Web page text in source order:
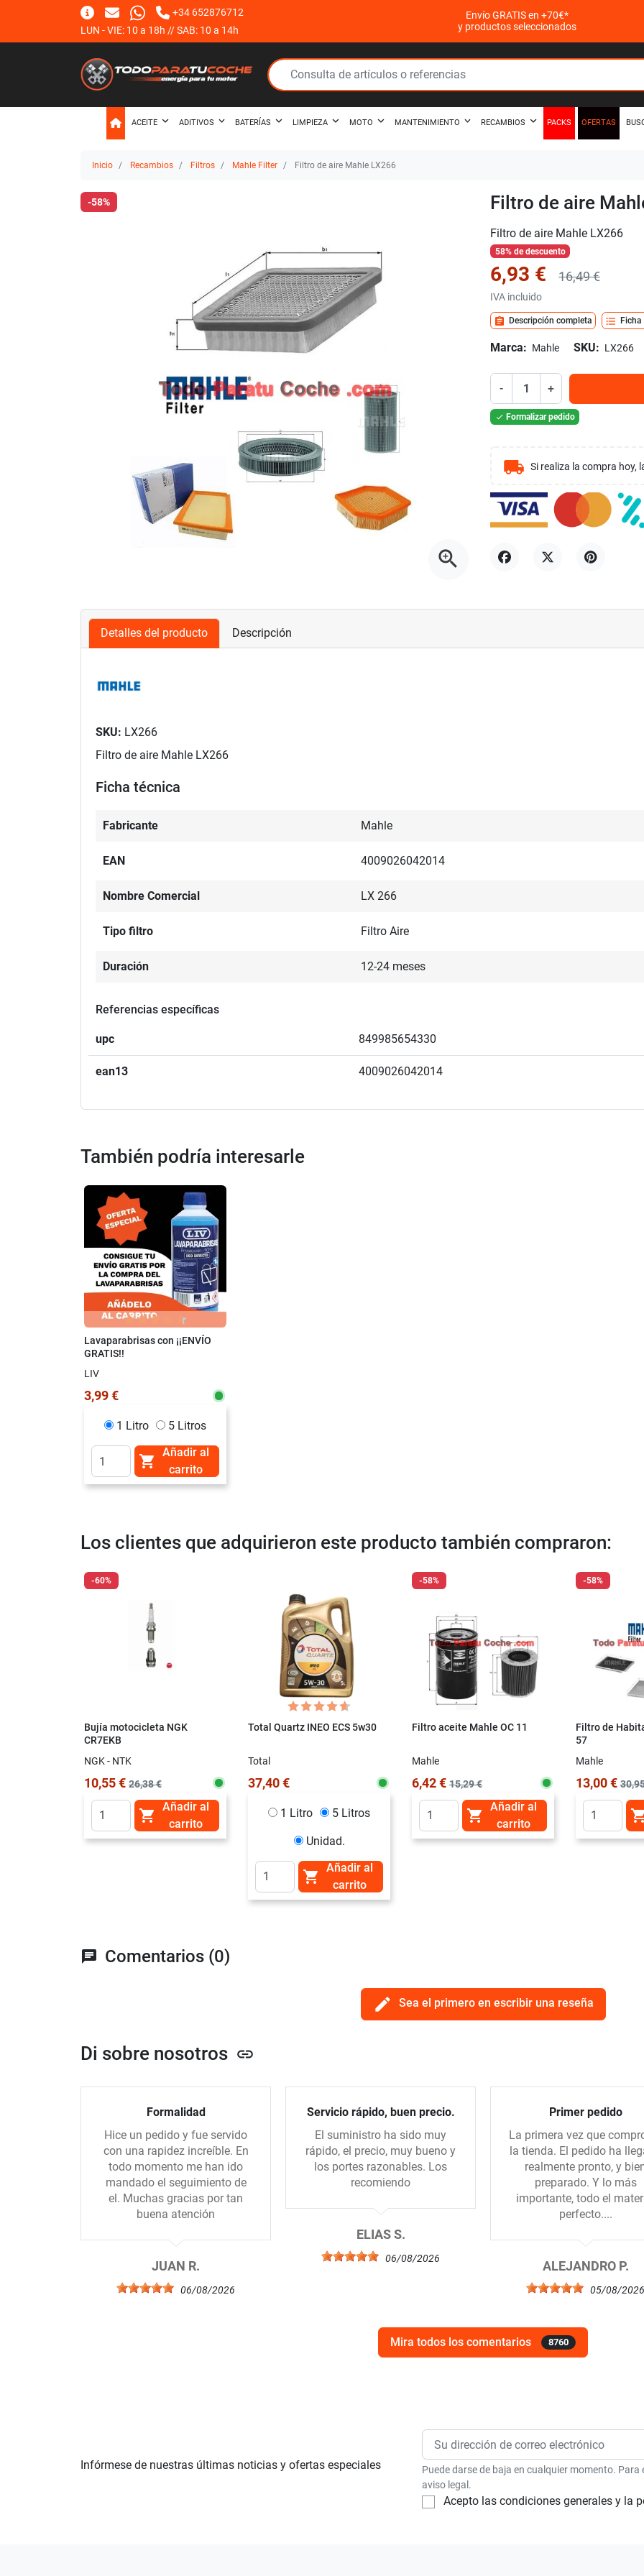
+34 652876712
LUN - VIE: 10 a 18h // SAB: 10 a 14h
Envío GRATIS en +70€*
y productos seleccionados
ACEITE ADITIVOS BATERÍAS LIMPIEZA MOTO MANTENIMIENTO RECAMBIOS PACKS OFERTAS
Inicio Recambios Filtros Mahle Filter Filtro de aire Mahle LX266
-58%
zoom_in
Filtro de aire
Filtro de aire Mahle LX266
58% de descuento
6,93 € 16,49 €
IVA incluido
assignment Descripción completa format_list_bulleted Ficha
Marca: Mahle SKU: LX266
- +
 Formalizar pedido
local_shipping Si realiza la compra hoy,
Detalles del producto Descripción
SKU: LX266
Filtro de aire Mahle LX266
Ficha técnica
Fabricante Mahle
EAN 4009026042014
Nombre Comercial LX 266
Tipo filtro Filtro Aire
Duración 12-24 meses
Referencias específicas
upc 849985654330
ean13 4009026042014
También podría interesarle
Lavaparabrisas con ¡¡ENVÍO
GRATIS!!
LIV
3,99 €
1 Litro 5 Litros

Añadir al
carrito
Los clientes que adquirieron este producto también compraron:
-60%
Bujía motocicleta NGK
CR7EKB
NGK - NTK
10,55 € 26,38 €

Añadir al
carrito
Total Quartz INEO ECS 5w30
Total
37,40 €
1 Litro 5 Litros
Unidad.

Añadir al
carrito
-58%
Filtro aceite Mahle OC 11
Mahle
6,42 € 15,29 €

Añadir al
carrito
-58%
Filtro de
57
Mahle
13,00 €
chat Comentarios (0)
edit Sea el primero en escribir una reseña
Di sobre nosotros link
Formalidad
Hice un pedido y fue servido
con una rapidez increíble. En
todo momento me han ido
mandado el seguimiento de
el. Muchas gracias por tan
buena atención
JUAN R.
06/08/2026
Servicio rápido, buen precio.
El suministro ha sido muy
rápido, el precio, muy bueno y
los portes razonables. Los
recomiendo
ELIAS S.
06/08/2026
Primer pedido
La primera vez que
la tienda. El pedido ha
realmente pronto, y
preparado. Y lo más
importante, todo el
perfecto....
ALEJANDRO P.
05/08/2026
Mira todos los comentarios 8760
Infórmese de nuestras últimas noticias y ofertas especiales
Puede darse de baja en cualquier momento.
aviso legal.
Acepto las condiciones generales y la